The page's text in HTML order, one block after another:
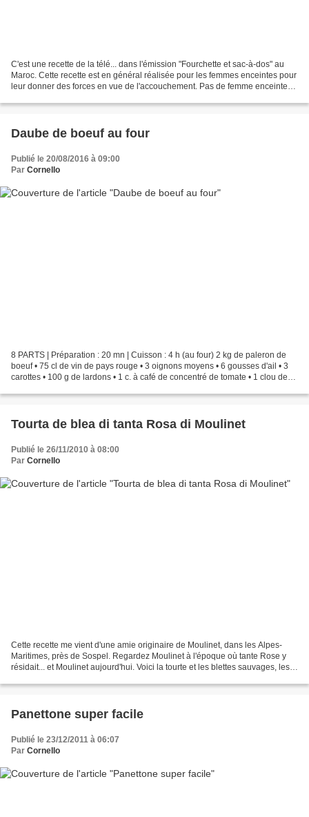
C'est une recette de la télé... dans l'émission "Fourchette et sac-à-dos" au
Maroc. Cette recette est en général réalisée pour les femmes enceintes pour
leur donner des forces en vue de l'accouchement. Pas de femme enceinte
Daube de boeuf au four
Publié le 20/08/2016 à 09:00
Par Cornello
8 PARTS | Préparation : 20 mn | Cuisson : 4 h (au four) 2 kg de paleron de
boeuf • 75 cl de vin de pays rouge • 3 oignons moyens • 6 gousses d'ail • 3
carottes • 100 g de lardons • 1 c. à café de concentré de tomate • 1 clou de
Tourta de blea di tanta Rosa di Moulinet
Publié le 26/11/2010 à 08:00
Par Cornello
Cette recette me vient d'une amie originaire de Moulinet, dans les Alpes-
Maritimes, près de Sospel. Regardez Moulinet à l'époque où tante Rose y
résidait... et Moulinet aujourd'hui. Voici la tourte et les blettes sauvages, les
Panettone super facile
Publié le 23/12/2011 à 06:07
Par Cornello